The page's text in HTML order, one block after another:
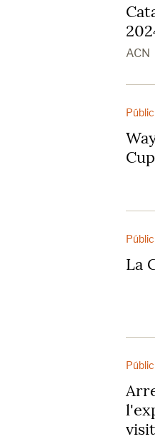
ACN
Públic
Públic
La
Públic